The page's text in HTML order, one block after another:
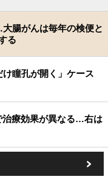
腸がんは毎年の検便と
る
瞳孔が開く」ケース
治療効果が異なる…右は